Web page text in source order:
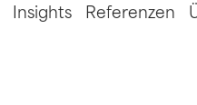
Insights Referenzen